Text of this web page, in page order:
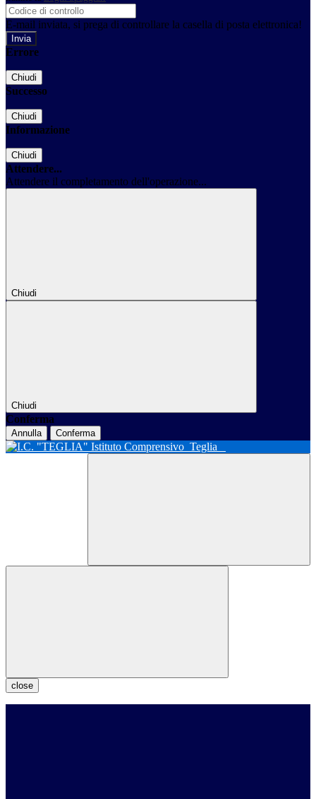
E-mail inviata, si prega di controllare la casella di posta elettronica!
Errore
Chiudi
Successo
Chiudi
Informazione
Chiudi
Attendere...
Attendere il completamento dell'operazione...
Chiudi
Chiudi
Conferma
Annulla Conferma
Istituto Comprensivo Teglia
close